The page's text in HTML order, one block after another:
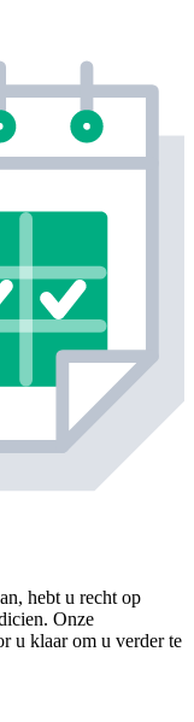
hebt u recht op
Onze
u klaar om u verder te